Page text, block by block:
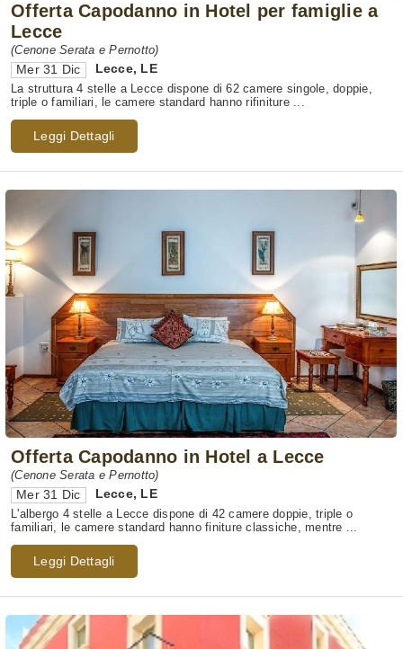
Offerta Capodanno in Hotel per famiglie a
Lecce
(Cenone Serata e Pernotto)
Mer 31 Dic Lecce, LE
La struttura 4 stelle a Lecce dispone di 62 camere singole, doppie,
triple o familiari, le camere standard hanno rifiniture ...
Leggi Dettagli
Offerta Capodanno in Hotel a Lecce
(Cenone Serata e Pernotto)
Mer 31 Dic Lecce, LE
L'albergo 4 stelle a Lecce dispone di 42 camere doppie, triple o
familiari, le camere standard hanno finiture classiche, mentre ...
Leggi Dettagli